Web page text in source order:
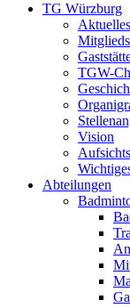
TG Würzburg
Aktuelles
TGW-
Vision
Abteilungen